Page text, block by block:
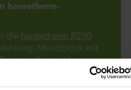
hansetherm-
die hansetherm R290
Monoblock mit
Bauweise. Optional
dynamischen